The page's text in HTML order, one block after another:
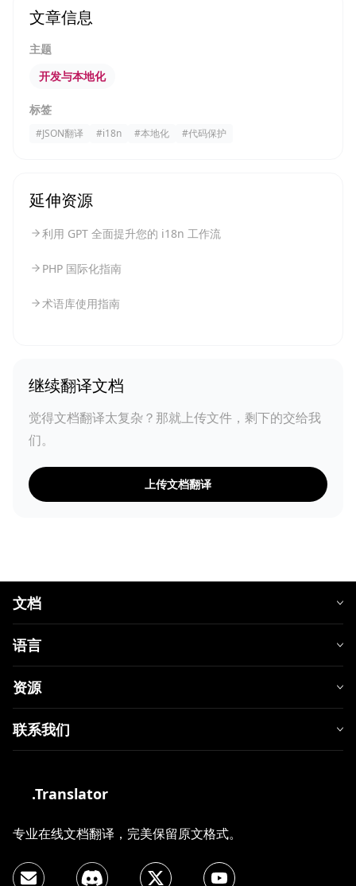
文章信息
主题
开发与本地化
标签
#JSON翻译 #i18n #本地化 #代码保护
延伸资源
利用 GPT 全面提升您的 i18n 工作流
PHP 国际化指南
术语库使用指南
继续翻译文档
觉得文档翻译太复杂？那就上传文件，剩下的交给我
们。
上传文档翻译
文档
语言
资源
联系我们
.Translator
专业在线文档翻译，完美保留原文格式。